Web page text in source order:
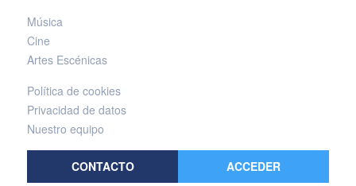
Música
Cine
Artes Escénicas
Política de cookies
Privacidad de datos
Nuestro equipo
CONTACTO ACCEDER